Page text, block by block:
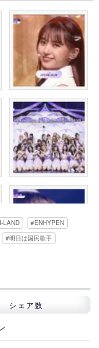
LAND
ENHYPEN
明日は国民歌手
シェア数